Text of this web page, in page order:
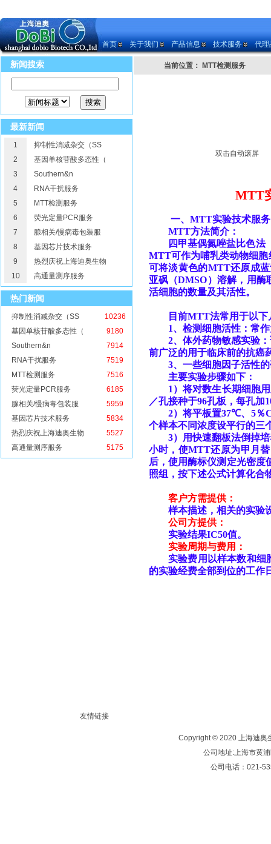
首页 关于我们 产品信息 技术服务 代理
新闻搜索
最新新闻
1
抑制性消减杂交（SS
2
基因单核苷酸多态性（
3
Southern&n
4
RNA干扰服务
5
MTT检测服务
6
荧光定量PCR服务
7
腺相关/慢病毒包装服
8
基因芯片技术服务
9
热烈庆祝上海迪奥生物
10
高通量测序服务
热门新闻
抑制性消减杂交（SS
10236
基因单核苷酸多态性（
9180
Southern&n
7914
RNA干扰服务
7519
MTT检测服务
7516
荧光定量PCR服务
6185
腺相关/慢病毒包装服
5959
基因芯片技术服务
5834
热烈庆祝上海迪奥生物
5527
高通量测序服务
5175
当前位置： MTT检测服务
双击自动滚屏
MTT
一、 MTT实验技术服
MTT方法简介：
四甲基偶氮唑盐比色法
MTT可作为哺乳类动物细
可将淡黄色的MTT还原成
亚砜（DMSO）溶解，用酶
活细胞的数量及其活性。
目前MTT法常用于以下
1、检测细胞活性：常
2、体外药物敏感实验
前广泛的用于临床前的抗癌
3、一些细胞因子活性
主要实验步骤如下：
1 ）将对数生长期细胞
／孔接种于96孔板，每孔加
2）将平板置37℃、 5％
个样本不同浓度设平行的三
3）用快速翻板法倒掉
小时，使MTT还原为甲月
后，使用酶标仪测定光密度
照组，按下述公式计算化合
客户方需提供：
样本描述，相关的实验设
公司方提供：
实验结果IC50值。
实验周期与费用：
实验费用以样本数和细
的实验经费全部到位的工作
友情链接
Copyright © 2020 上海迪奥
公司地址:上海市黄
公司电话：021-